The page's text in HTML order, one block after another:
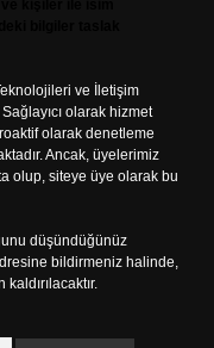
ve İletişim
olarak hizmet
olarak denetleme
Ancak, üyelerimiz
olup, siteye üye olarak bu
düşündüğünüz
bildirmeniz halinde,